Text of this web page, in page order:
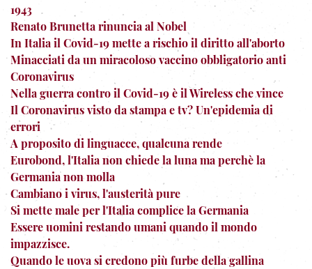
1943
Renato Brunetta rinuncia al Nobel
In Italia il Covid-19 mette a rischio il diritto all'aborto
Minacciati da un miracoloso vaccino obbligatorio anti
Coronavirus
Nella guerra contro il Covid-19 è il Wireless che vince
Il Coronavirus visto da stampa e tv? Un'epidemia di
errori
A proposito di linguacce, qualcuna rende
Eurobond, l'Italia non chiede la luna ma perchè la
Germania non molla
Cambiano i virus, l'austerità pure
Si mette male per l'Italia complice la Germania
Essere uomini restando umani quando il mondo
impazzisce.
Quando le uova si credono più furbe della gallina